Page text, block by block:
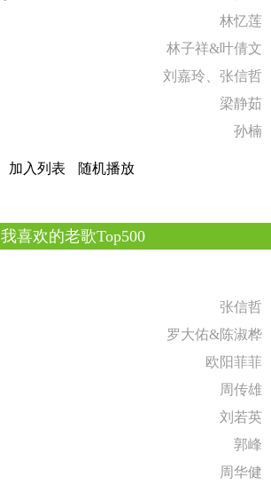
林忆莲
林子祥&叶倩文
刘嘉玲、张信哲
梁静茹
孙楠
加入列表 随机播放
我喜欢的老歌Top500
张信哲
罗大佑&陈淑桦
欧阳菲菲
周传雄
刘若英
郭峰
周华健